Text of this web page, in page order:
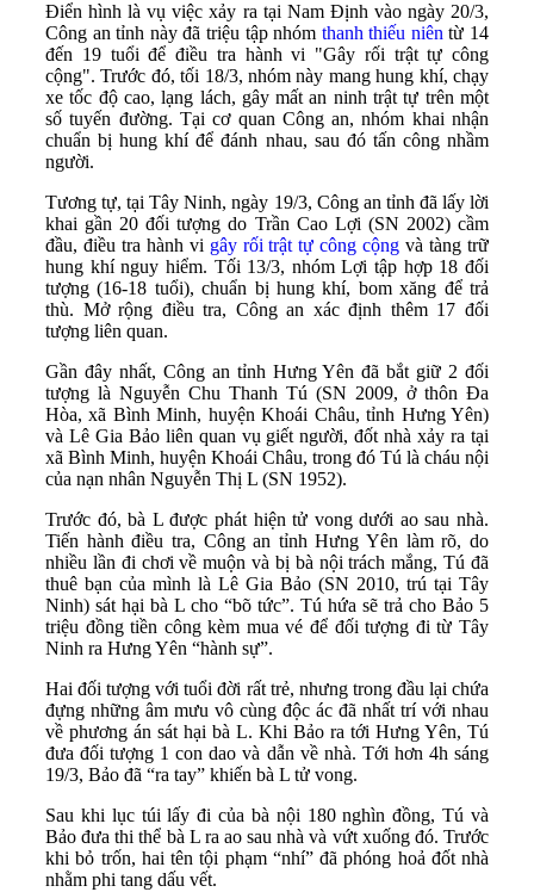
Điển hình là vụ việc xảy ra tại Nam Định vào ngày 20/3,
Công an tỉnh này đã triệu tập nhóm thanh thiếu niên từ 14
đến 19 tuổi để điều tra hành vi "Gây rối trật tự công
cộng". Trước đó, tối 18/3, nhóm này mang hung khí, chạy
xe tốc độ cao, lạng lách, gây mất an ninh trật tự trên một
số tuyến đường. Tại cơ quan Công an, nhóm khai nhận
chuẩn bị hung khí để đánh nhau, sau đó tấn công nhầm
người.
Tương tự, tại Tây Ninh, ngày 19/3, Công an tỉnh đã lấy lời
khai gần 20 đối tượng do Trần Cao Lợi (SN 2002) cầm
đầu, điều tra hành vi gây rối trật tự công cộng và tàng trữ
hung khí nguy hiểm. Tối 13/3, nhóm Lợi tập hợp 18 đối
tượng (16-18 tuổi), chuẩn bị hung khí, bom xăng để trả
thù. Mở rộng điều tra, Công an xác định thêm 17 đối
tượng liên quan.
Gần đây nhất, Công an tỉnh Hưng Yên đã bắt giữ 2 đối
tượng là Nguyễn Chu Thanh Tú (SN 2009, ở thôn Đa
Hòa, xã Bình Minh, huyện Khoái Châu, tỉnh Hưng Yên)
và Lê Gia Bảo liên quan vụ giết người, đốt nhà xảy ra tại
xã Bình Minh, huyện Khoái Châu, trong đó Tú là cháu nội
của nạn nhân Nguyễn Thị L (SN 1952).
Trước đó, bà L được phát hiện tử vong dưới ao sau nhà.
Tiến hành điều tra, Công an tỉnh Hưng Yên làm rõ, do
nhiều lần đi chơi về muộn và bị bà nội trách mắng, Tú đã
thuê bạn của mình là Lê Gia Bảo (SN 2010, trú tại Tây
Ninh) sát hại bà L cho “bõ tức”. Tú hứa sẽ trả cho Bảo 5
triệu đồng tiền công kèm mua vé để đối tượng đi từ Tây
Ninh ra Hưng Yên “hành sự”.
Hai đối tượng với tuổi đời rất trẻ, nhưng trong đầu lại chứa
đựng những âm mưu vô cùng độc ác đã nhất trí với nhau
về phương án sát hại bà L. Khi Bảo ra tới Hưng Yên, Tú
đưa đối tượng 1 con dao và dẫn về nhà. Tới hơn 4h sáng
19/3, Bảo đã “ra tay” khiến bà L tử vong.
Sau khi lục túi lấy đi của bà nội 180 nghìn đồng, Tú và
Bảo đưa thi thể bà L ra ao sau nhà và vứt xuống đó. Trước
khi bỏ trốn, hai tên tội phạm “nhí” đã phóng hoả đốt nhà
nhằm phi tang dấu vết.